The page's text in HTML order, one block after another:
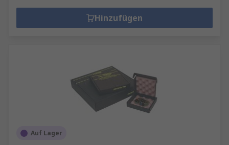
Hinzufügen
Auf Lager